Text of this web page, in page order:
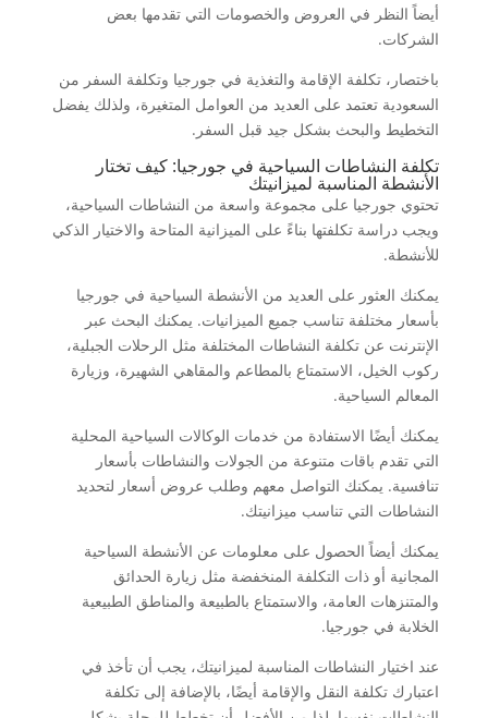
أيضاً النظر في العروض والخصومات التي تقدمها بعض
الشركات.
باختصار، تكلفة الإقامة والتغذية في جورجيا وتكلفة السفر من
السعودية تعتمد على العديد من العوامل المتغيرة، ولذلك يفضل
التخطيط والبحث بشكل جيد قبل السفر.
تكلفة النشاطات السياحية في جورجيا: كيف تختار
الأنشطة المناسبة لميزانيتك
تحتوي جورجيا على مجموعة واسعة من النشاطات السياحية،
ويجب دراسة تكلفتها بناءً على الميزانية المتاحة والاختيار الذكي
للأنشطة.
يمكنك العثور على العديد من الأنشطة السياحية في جورجيا
بأسعار مختلفة تناسب جميع الميزانيات. يمكنك البحث عبر
الإنترنت عن تكلفة النشاطات المختلفة مثل الرحلات الجبلية،
ركوب الخيل، الاستمتاع بالمطاعم والمقاهي الشهيرة، وزيارة
المعالم السياحية.
يمكنك أيضًا الاستفادة من خدمات الوكالات السياحية المحلية
التي تقدم باقات متنوعة من الجولات والنشاطات بأسعار
تنافسية. يمكنك التواصل معهم وطلب عروض أسعار لتحديد
النشاطات التي تناسب ميزانيتك.
يمكنك أيضاً الحصول على معلومات عن الأنشطة السياحية
المجانية أو ذات التكلفة المنخفضة مثل زيارة الحدائق
والمتنزهات العامة، والاستمتاع بالطبيعة والمناطق الطبيعية
الخلابة في جورجيا.
عند اختيار النشاطات المناسبة لميزانيتك، يجب أن تأخذ في
اعتبارك تكلفة النقل والإقامة أيضًا، بالإضافة إلى تكلفة